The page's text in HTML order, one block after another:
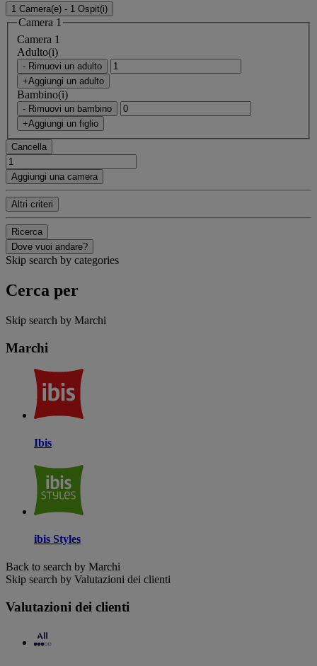
1 Camera(e) - 1 Ospit(i)
Camera 1
Camera 1
Adulto(i)
- Rimuovi un adulto
+Aggiungi un adulto
Bambino(i)
- Rimuovi un bambino
+Aggiungi un figlio
Cancella
Aggiungi una camera
Altri criteri
Ricerca
Dove vuoi andare?
Skip search by categories
Cerca per
Skip search by Marchi
Marchi
Ibis
ibis Styles
Back to search by Marchi
Skip search by Valutazioni dei clienti
Valutazioni dei clienti